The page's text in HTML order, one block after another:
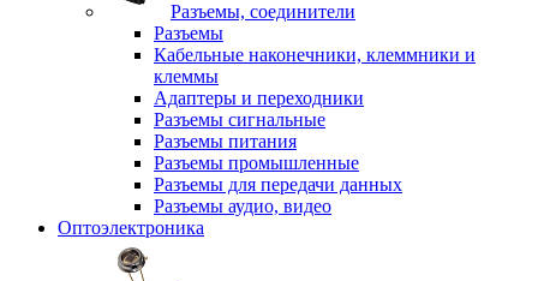
Разъемы, соединители
Разъемы
Кабельные наконечники, клеммники и
клеммы
Адаптеры и переходники
Разъемы сигнальные
Разъемы питания
Разъемы промышленные
Разъемы для передачи данных
Разъемы аудио, видео
Оптоэлектроника